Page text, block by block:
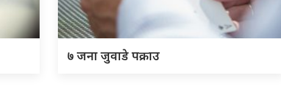
७ जना जुवाडे पक्राउ